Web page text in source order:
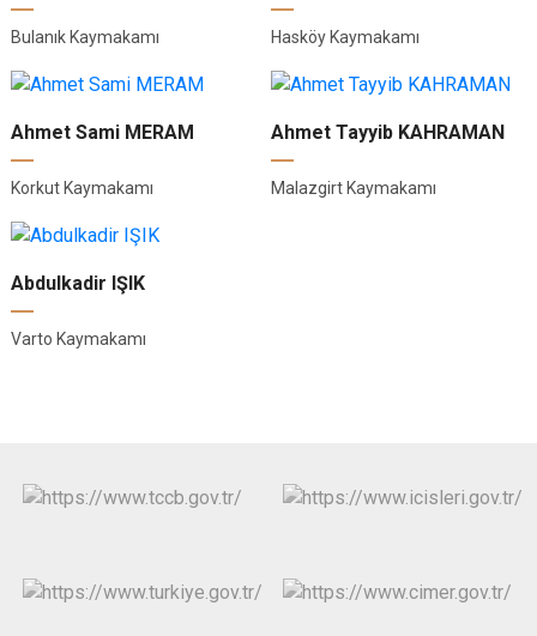
Bulanık Kaymakamı Hasköy Kaymakamı
Ahmet Sami MERAM
Korkut Kaymakamı
Ahmet Tayyib KAHRAMAN
Malazgirt Kaymakamı
Abdulkadir IŞIK
Varto Kaymakamı